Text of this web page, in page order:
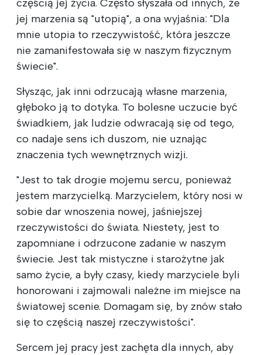
częścią jej życia. Często słyszała od innych, że
jej marzenia są "utopią", a ona wyjaśnia: "Dla
mnie utopia to rzeczywistość, która jeszcze
nie zamanifestowała się w naszym fizycznym
świecie".
Słysząc, jak inni odrzucają własne marzenia,
głęboko ją to dotyka. To bolesne uczucie być
świadkiem, jak ludzie odwracają się od tego,
co nadaje sens ich duszom, nie uznając
znaczenia tych wewnętrznych wizji.
"Jest to tak drogie mojemu sercu, ponieważ
jestem marzycielką. Marzycielem, który nosi w
sobie dar wnoszenia nowej, jaśniejszej
rzeczywistości do świata. Niestety, jest to
zapomniane i odrzucone zadanie w naszym
świecie. Jest tak mistyczne i starożytne jak
samo życie, a były czasy, kiedy marzyciele byli
honorowani i zajmowali należne im miejsce na
światowej scenie. Domagam się, by znów stało
się to częścią naszej rzeczywistości".
Sercem jej pracy jest zachęta dla innych, aby